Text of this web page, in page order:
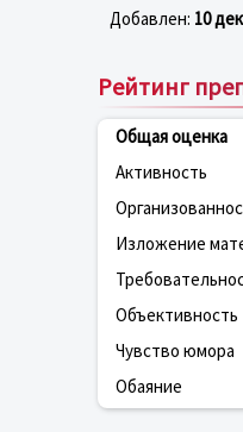
Добавлен: 10
Рейтинг
Общая оценка
Активность
Изложение
Объективность
Чувство юмора
Обаяние